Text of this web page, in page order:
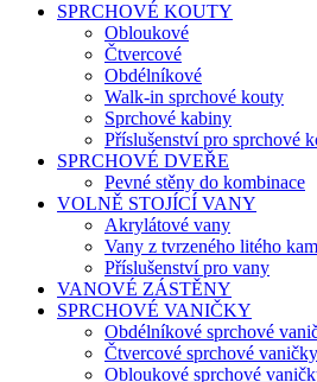
SPRCHOVÉ KOUTY
Obloukové
Čtvercové
Obdélníkové
Walk-in sprchové kouty
Sprchové kabiny
Příslušenství pro sprchové
SPRCHOVÉ DVEŘE
Pevné stěny do kombinace
VOLNĚ STOJÍCÍ VANY
Akrylátové vany
Vany z tvrzeného litého
Příslušenství pro vany
VANOVÉ ZÁSTĚNY
SPRCHOVÉ VANIČKY
Obdélníkové sprchové
Čtvercové sprchové vaničky
Obloukové sprchové